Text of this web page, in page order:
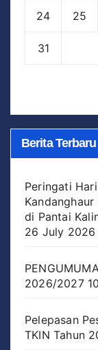
24 25
31
Berita Terbaru
Peringati
di Pantai
26 July 2026
2026/2027
Pelepasan
TKIN Tahun